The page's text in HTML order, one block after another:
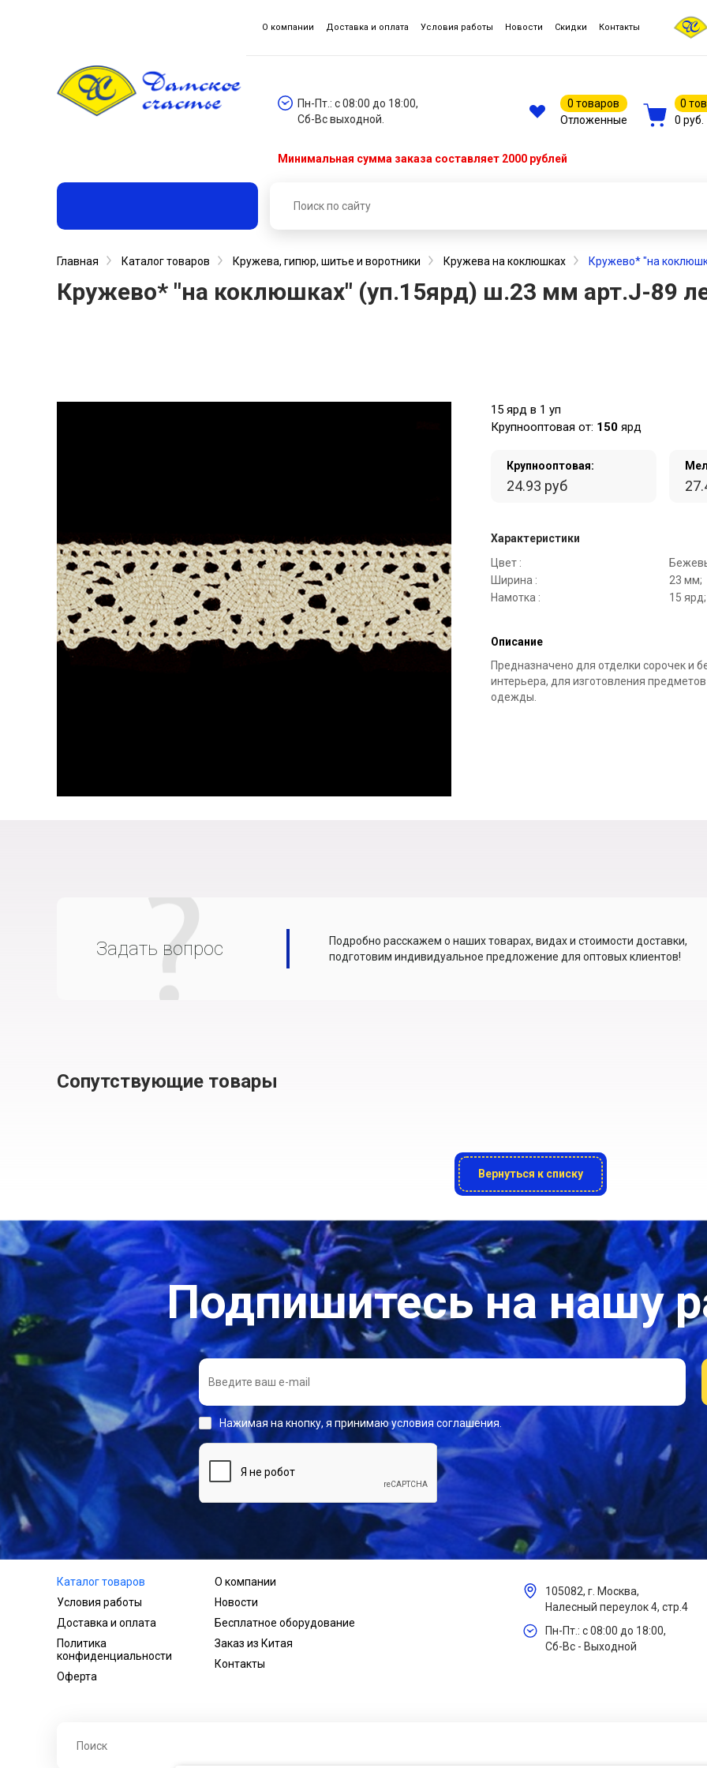
О компании Доставка и оплата Условия работы Новости Скидки Контакты
Пн-Пт.: с 08:00 до 18:00,
Сб-Вс выходной.
0 товаров
Отложенные
0
0 руб.
Минимальная сумма заказа составляет 2000 рублей
Главная Каталог товаров Кружева, гипюр, шитье и воротники Кружева на коклюшках Кружево* "на
Кружево* "на коклюшках" (уп.15ярд) ш.23 мм арт.J-89
15 ярд в 1 уп
Крупнооптовая от: 150 ярд
Крупнооптовая:
24.93 руб
Характеристики
Цвет :
Ширина :
23 мм;
Намотка :
15 ярд;
Описание
Предназначено для отделки сорочек и
интерьера, для изготовления
одежды.
Задать вопрос
Подробно расскажем о наших товарах, видах и стоимости доставки,
подготовим индивидуальное предложение для оптовых клиентов!
Сопутствующие товары
Вернуться к списку
Подпишитесь на нашу
Нажимая на кнопку, я принимаю условия соглашения.
Каталог товаров
Условия работы
Доставка и оплата
Политика
конфиденциальности
Оферта
О компании
Новости
Бесплатное оборудование
Заказ из Китая
Контакты
105082, г. Москва,
Налесный переулок 4, стр.4
Пн-Пт.: с 08:00 до 18:00,
Сб-Вс - Выходной